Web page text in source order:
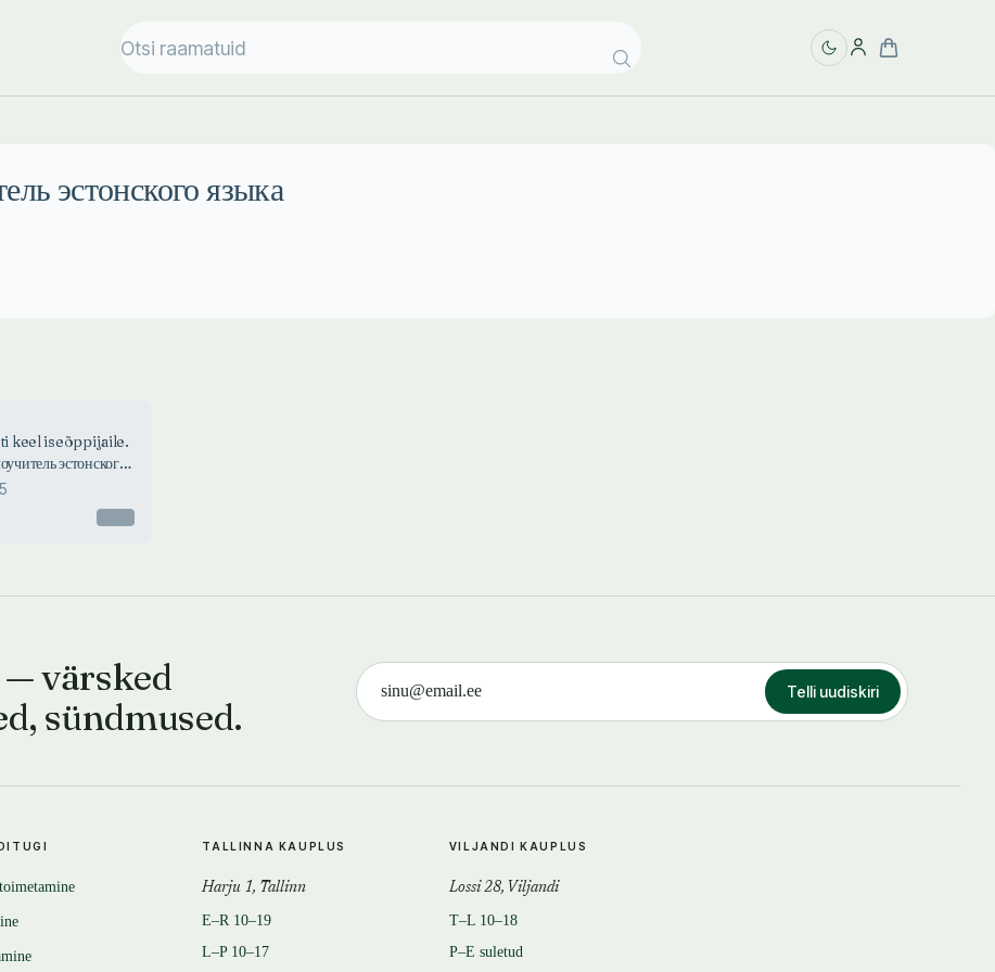
эстонского языка
keel iseõppijaile.
эстонского
värsked
sündmused.
Telli uudiskiri
TALLINNA KAUPLUS
Harju 1, Tallinn
E–R 10–19
L–P 10–17
VILJANDI KAUPLUS
Lossi 28, Viljandi
T–L 10–18
P–E suletud